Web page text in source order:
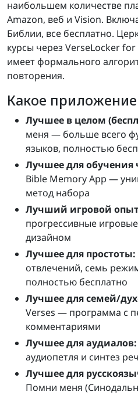
наибольшем количестве
Amazon, веб и Vision.
Библии, все бесплатно.
курсы через VerseLocker
имеет формального
повторения.
Какое
Лучшее в целом
меня — больше всего
языков, полностью
Лучшее для обучения
Bible Memory App —
метод набора
Лучший игровой
прогрессивные
дизайном
Лучшее для простоты:
отвлечений, семь
полностью бесплатно
Лучшее для семей/
Verses — программа с
комментариями
Лучшее для аудиалов:
аудиопетля и синтез
Лучшее для
Помни меня